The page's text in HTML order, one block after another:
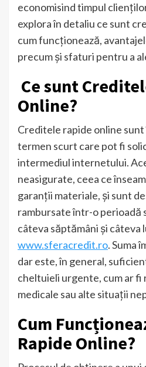
economisind timpul
explora în detaliu ce sunt
cum funcționează,
precum și sfaturi pentru a
Ce sunt
Online?
Creditele rapide online
termen scurt care pot fi
intermediul internetului.
neasigurate, ceea ce
garanții materiale, și sunt
rambursate într-o perioadă
câteva săptămâni și câteva
www.sferacredit.ro. Suma
dar este, în general,
cheltuieli urgente, cum ar
medicale sau alte situații
Cum
Rapide Online?